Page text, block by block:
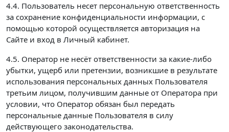
4.4. Пользователь несет персональную ответственность
за сохранение конфиденциальности информации, с
помощью которой осуществляется авторизация на
Сайте и вход в Личный кабинет.
4.5. Оператор не несёт ответственности за какие-либо
убытки, ущерб или претензии, возникшие в результате
использования персональных данных Пользователя
третьим лицом, получившим данные от Оператора при
условии, что Оператор обязан был передать
персональные данные Пользователя в силу
действующего законодательства.